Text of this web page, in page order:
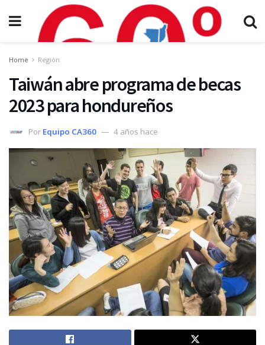
Home Región
Taiwán abre programa de becas
2023 para hondureños
Por Equipo CA360 4 años hace